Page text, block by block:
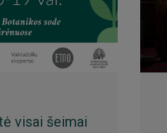
visai šeimai